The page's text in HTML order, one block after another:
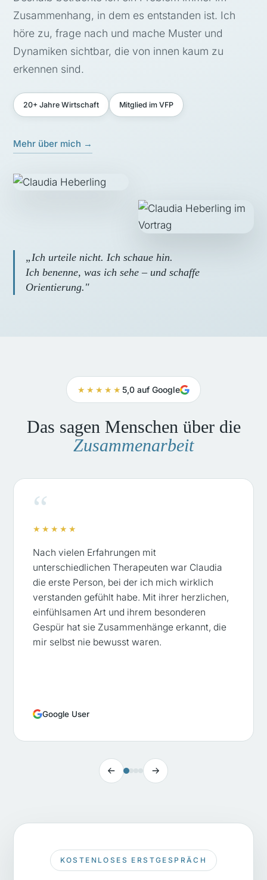
„Ich urteile nicht. Ich schaue hin.
Ich benenne, was ich sehe – und schaffe
Orientierung."
Zusammenhang, in dem es entstanden ist. Ich
höre zu, frage nach und mache Muster und
Dynamiken sichtbar, die von innen kaum zu
erkennen sind.
20+ Jahre Wirtschaft Mitglied im VFP
Mehr über mich →
★★★★★ 5,0 auf Google
Das sagen Menschen über die
Zusammenarbeit
“
★★★★★
Nach vielen Erfahrungen mit
unterschiedlichen Therapeuten war Claudia
die erste Person, bei der ich mich wirklich
verstanden gefühlt habe. Mit ihrer herzlichen,
einfühlsamen Art und ihrem besonderen
Gespür hat sie Zusammenhänge erkannt, die
mir selbst nie bewusst waren.
Google User
KOSTENLOSES ERSTGESPRÄCH